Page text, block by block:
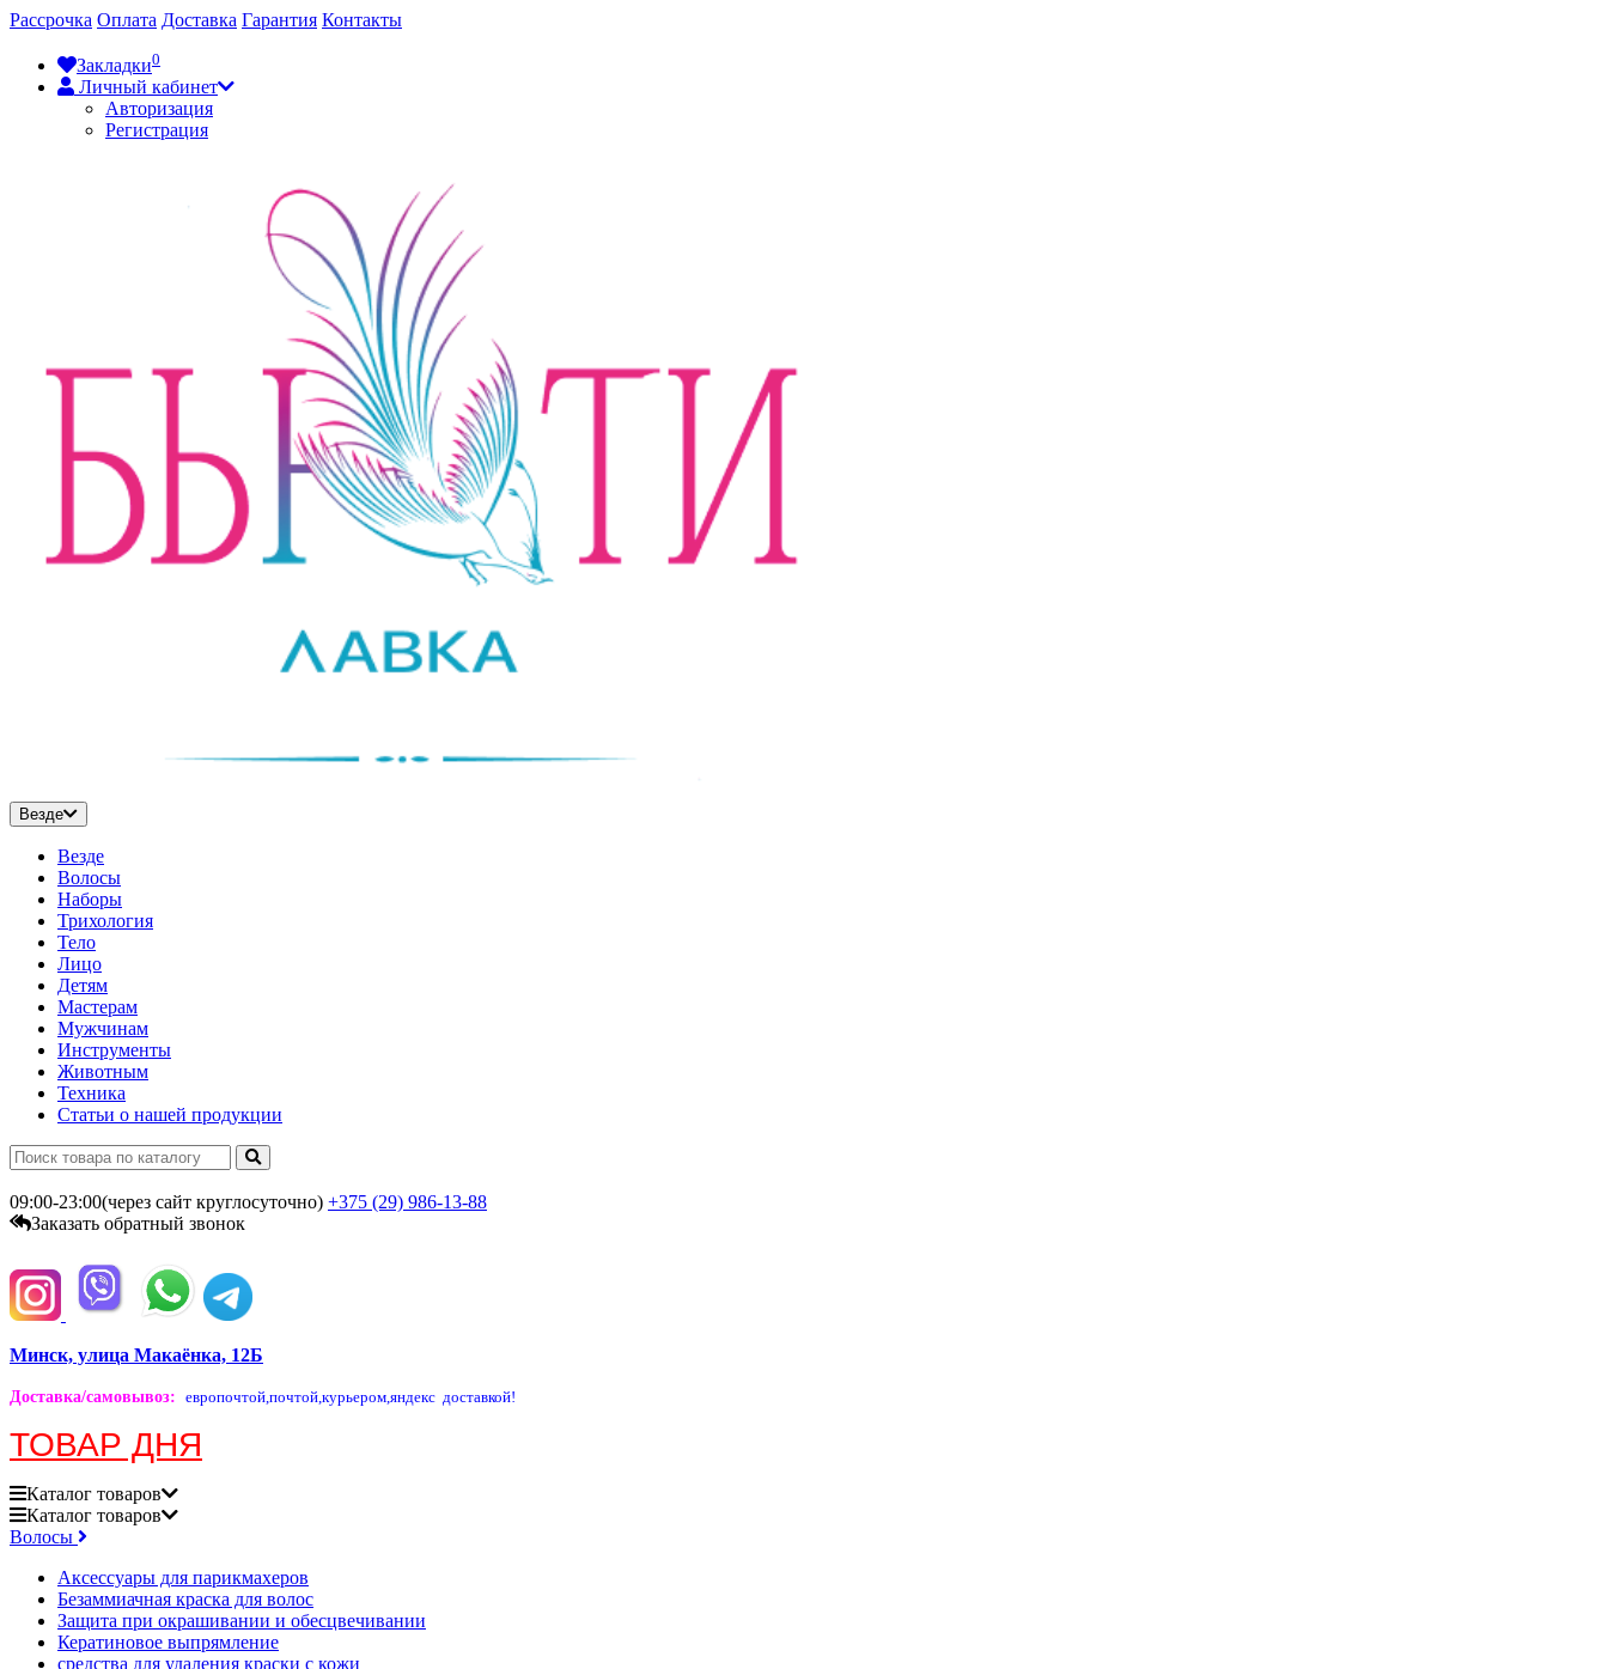
Рассрочка Оплата Доставка Гарантия Контакты
Закладки0
Личный кабинет
Авторизация
Регистрация
Везде
Везде
Волосы
Наборы
Трихология
Тело
Лицо
Детям
Мастерам
Мужчинам
Инструменты
Животным
Техника
Статьи о нашей продукции
09:00-23:00(через сайт круглосуточно) +375 (29) 986-13-88
Заказать обратный звонок
Минск, улица Макаёнка, 12Б
Доставка/самовывоз: европочтой,почтой,курьером,яндекс доставкой!
ТОВАР ДНЯ
Каталог товаров
Каталог товаров
Волосы
Аксессуары для парикмахеров
Безаммиачная краска для волос
Защита при окрашивании и обесцвечивании
Кератиновое выпрямление
средства для удаления краски с кожи